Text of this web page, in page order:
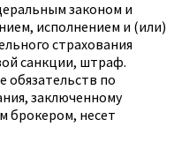
законом и
исполнением и (или)
страхования
санкции, штраф.
обязательств по
заключенному
брокером, несет